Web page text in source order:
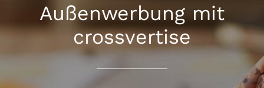
Außenwerbung mit
crossvertise